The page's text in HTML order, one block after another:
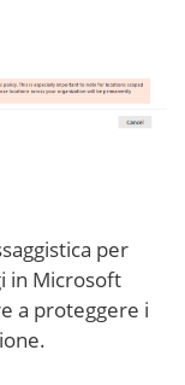
per
in Microsoft
a proteggere i